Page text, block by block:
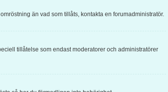
än vad som tillåts, kontakta en forumadministratör.
tillåtelse som endast moderatorer och administratörer